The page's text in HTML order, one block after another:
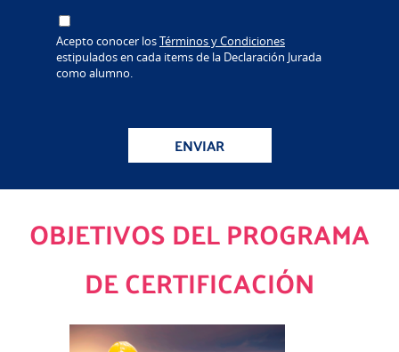
Acepto conocer losTérminos y Condiciones
estipulados en cada items de la Declaración Jurada
como alumno.
ENVIAR
OBJETIVOS DEL PROGRAMA
DE CERTIFICACIÓN